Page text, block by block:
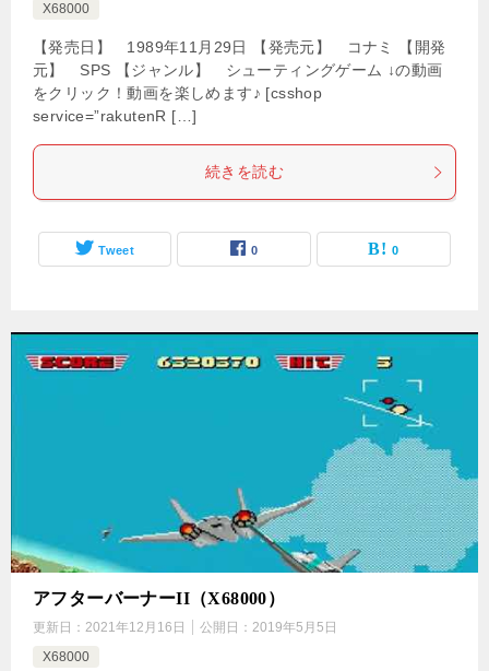
X68000
【発売日】 1989年11月29日 【発売元】 コナミ 【開発
元】 SPS 【ジャンル】 シューティングゲーム ↓の動画
をクリック！動画を楽しめます♪ [csshop
service=”rakutenR […]
続きを読む
Tweet 0 0
アフターバーナーII（X68000）
更新日： 2021年12月16日 公開日： 2019年5月5日
X68000